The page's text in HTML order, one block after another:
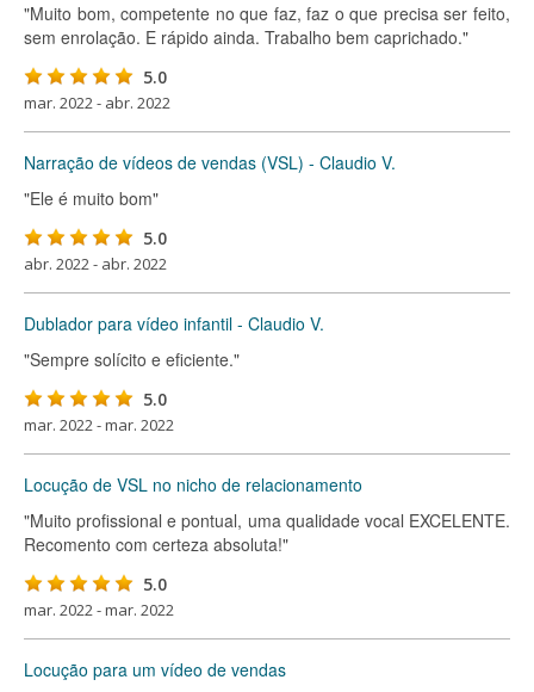
"Muito bom, competente no que faz, faz o que precisa ser feito,
sem enrolação. E rápido ainda. Trabalho bem caprichado."
5.0
mar. 2022 - abr. 2022
Narração de vídeos de vendas (VSL) - Claudio V.
"Ele é muito bom"
5.0
abr. 2022 - abr. 2022
Dublador para vídeo infantil - Claudio V.
"Sempre solícito e eficiente."
5.0
mar. 2022 - mar. 2022
Locução de VSL no nicho de relacionamento
"Muito profissional e pontual, uma qualidade vocal EXCELENTE.
Recomento com certeza absoluta!"
5.0
mar. 2022 - mar. 2022
Locução para um vídeo de vendas